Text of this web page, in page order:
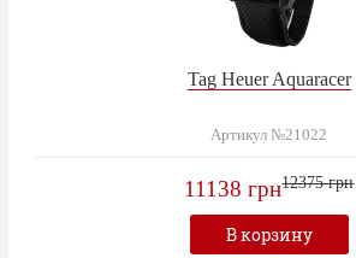
Tag Heuer Aquaracer
Артикул №21022
11138 грн12375 грн
В корзину